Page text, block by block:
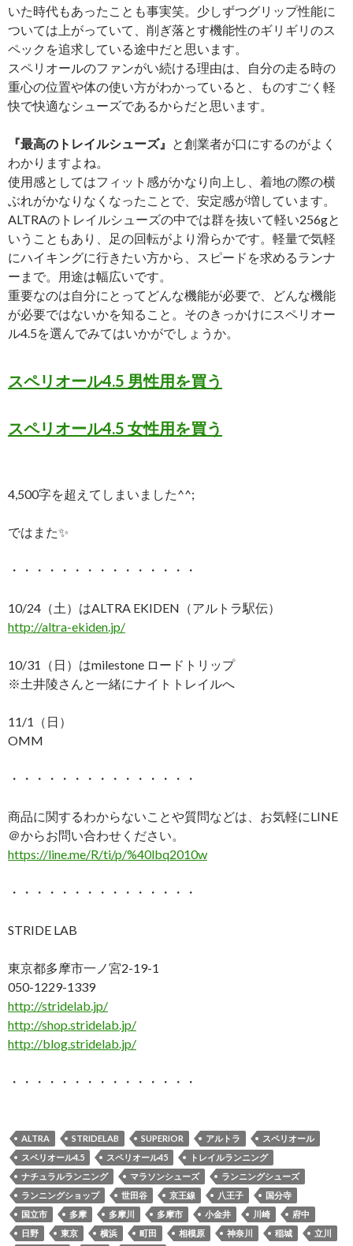
いた時代もあったことも事実笑。少しずつグリップ性能に
ついては上がっていて、削ぎ落とす機能性のギリギリのス
ペックを追求している途中だと思います。
スペリオールのファンがい続ける理由は、自分の走る時の
重心の位置や体の使い方がわかっていると、ものすごく軽
快で快適なシューズであるからだと思います。
『最高のトレイルシューズ』 と創業者が口にするのがよく
わかりますよね。
使用感としてはフィット感がかなり向上し、着地の際の横
ぶれがかなりなくなったことで、安定感が増しています。
ALTRAのトレイルシューズの中では群を抜いて軽い256gと
いうこともあり、足の回転がより滑らかです。軽量で気軽
にハイキングに行きたい方から、スピードを求めるランナ
ーまで。用途は幅広いです。
重要なのは自分にとってどんな機能が必要で、どんな機能
が必要ではないかを知ること。そのきっかけにスペリオー
ル4.5を選んでみてはいかがでしょうか。
スペリオール4.5 男性用を買う
スペリオール4.5 女性用を買う
4,500字を超えてしまいました^^;
ではまた✨
・・・・・・・・・・・・・・・
10/24（土）はALTRA EKIDEN（アルトラ駅伝）
http://altra-ekiden.jp/
10/31（日）はmilestone ロードトリップ
※土井陵さんと一緒にナイトトレイルへ
11/1（日）
OMM
・・・・・・・・・・・・・・・
商品に関するわからないことや質問などは、お気軽にLINE
＠からお問い合わせください。
https://line.me/R/ti/p/%40lbq2010w
・・・・・・・・・・・・・・・
STRIDE LAB
東京都多摩市一ノ宮2-19-1
050-1229-1339
http://stridelab.jp/
http://shop.stridelab.jp/
http://blog.stridelab.jp/
・・・・・・・・・・・・・・・
ALTRA STRIDELAB SUPERIOR アルトラ
スペリオール
スペリオール4.5
スペリオール45
トレイルランニング
ナチュラルランニング
マラソンシューズ
ランニングシューズ
ランニングショップ
世田谷 京王線 八王子
国分寺
国立市
多摩 多摩川 多摩市 小金井 川崎
府中
日野
東京 横浜 町田 相模原 神奈川 稲城
立川